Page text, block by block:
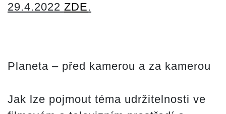
29.4.2022 ZDE.
Planeta – před kamerou a za kamerou
Jak lze pojmout téma udržitelnosti ve